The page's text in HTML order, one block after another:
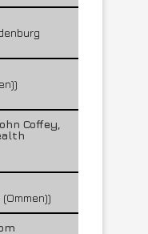
Coffey,